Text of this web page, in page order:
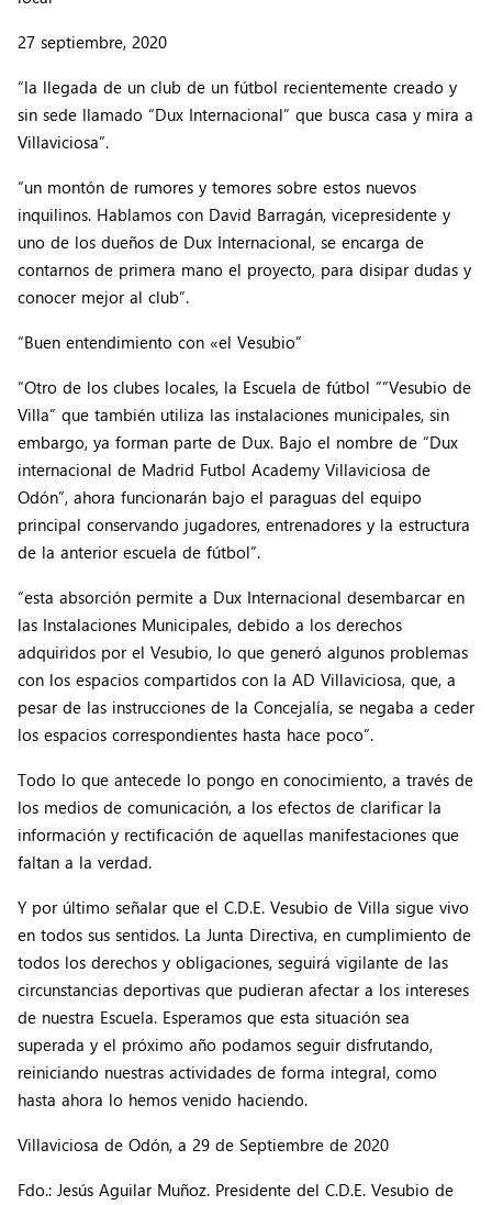
27 septiembre, 2020
“la llegada de un club de un fútbol recientemente creado y
sin sede llamado “Dux Internacional” que busca casa y mira a
Villaviciosa”.
“un montón de rumores y temores sobre estos nuevos
inquilinos. Hablamos con David Barragán, vicepresidente y
uno de los dueños de Dux Internacional, se encarga de
contarnos de primera mano el proyecto, para disipar dudas y
conocer mejor al club”.
“Buen entendimiento con «el Vesubio”
“Otro de los clubes locales, la Escuela de fútbol “”Vesubio de
Villa” que también utiliza las instalaciones municipales, sin
embargo, ya forman parte de Dux. Bajo el nombre de “Dux
internacional de Madrid Futbol Academy Villaviciosa de
Odón”, ahora funcionarán bajo el paraguas del equipo
principal conservando jugadores, entrenadores y la estructura
de la anterior escuela de fútbol”.
“esta absorción permite a Dux Internacional desembarcar en
las Instalaciones Municipales, debido a los derechos
adquiridos por el Vesubio, lo que generó algunos problemas
con los espacios compartidos con la AD Villaviciosa, que, a
pesar de las instrucciones de la Concejalía, se negaba a ceder
los espacios correspondientes hasta hace poco”.
Todo lo que antecede lo pongo en conocimiento, a través de
los medios de comunicación, a los efectos de clarificar la
información y rectificación de aquellas manifestaciones que
faltan a la verdad.
Y por último señalar que el C.D.E. Vesubio de Villa sigue vivo
en todos sus sentidos. La Junta Directiva, en cumplimiento de
todos los derechos y obligaciones, seguirá vigilante de las
circunstancias deportivas que pudieran afectar a los intereses
de nuestra Escuela. Esperamos que esta situación sea
superada y el próximo año podamos seguir disfrutando,
reiniciando nuestras actividades de forma integral, como
hasta ahora lo hemos venido haciendo.
Villaviciosa de Odón, a 29 de Septiembre de 2020
Fdo.: Jesús Aguilar Muñoz. Presidente del C.D.E. Vesubio de